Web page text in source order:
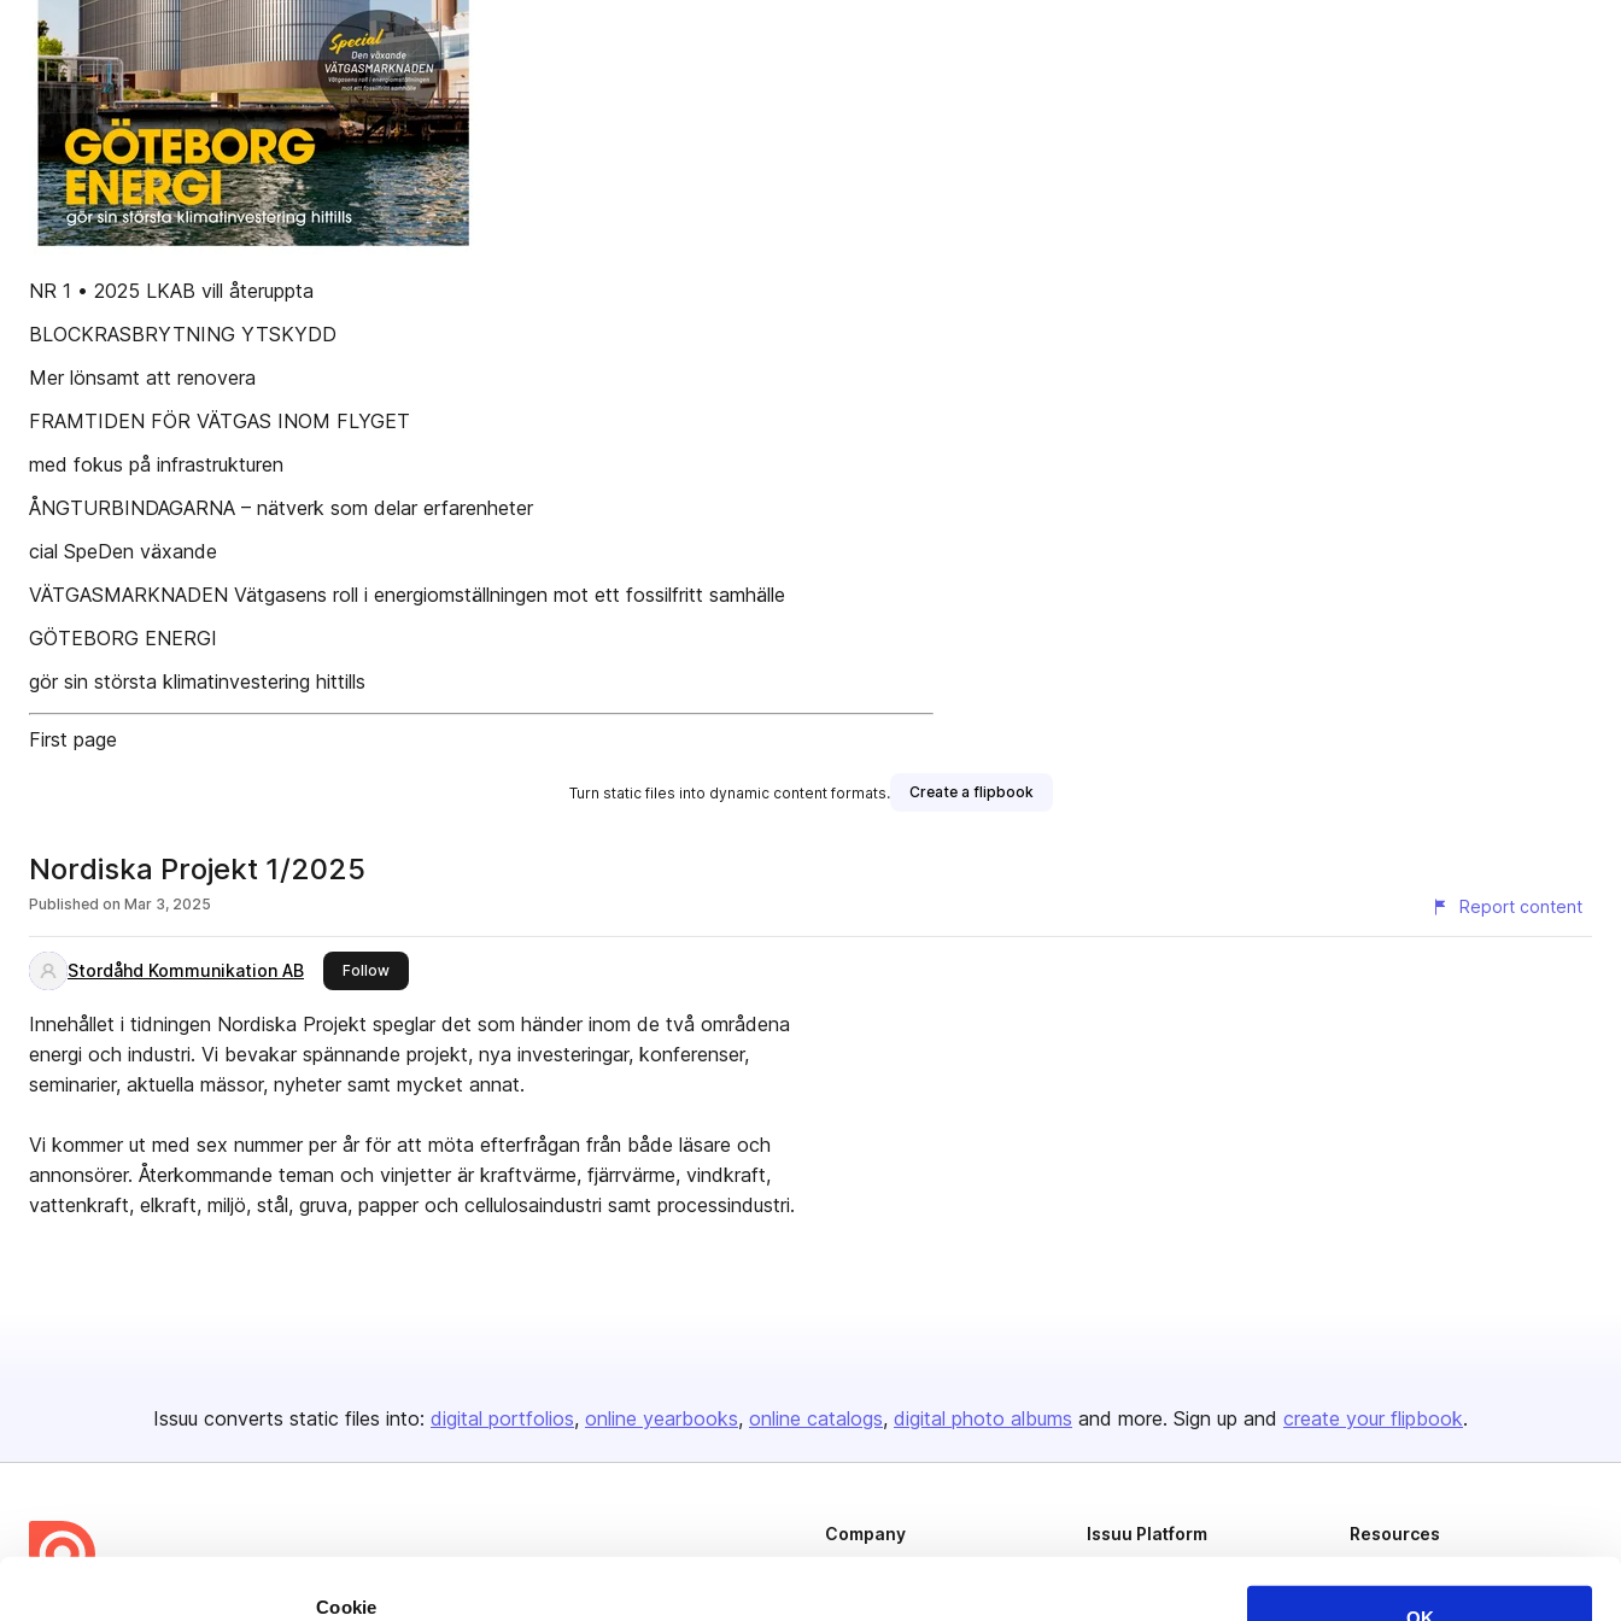
Cookie
NR 1 • 2025 LKAB vill återuppta
BLOCKRASBRYTNING YTSKYDD
Mer lönsamt att renovera
FRAMTIDEN FÖR VÄTGAS INOM FLYGET
med fokus på infrastrukturen
ÅNGTURBINDAGARNA – nätverk som delar erfarenheter
cial SpeDen växande
VÄTGASMARKNADEN Vätgasens roll i energiomställningen mot ett fossilfritt samhälle
GÖTEBORG ENERGI
gör sin största klimatinvestering hittills
First page
Turn static files into dynamic content formats. Create a flipbook
Nordiska Projekt 1/2025
Published on Mar 3, 2025 Report content
Stordåhd Kommunikation AB Followthis publisher
Innehållet i tidningen Nordiska Projekt speglar det som händer inom de två områdena
energi och industri. Vi bevakar spännande projekt, nya investeringar, konferenser,
seminarier, aktuella mässor, nyheter samt mycket annat.
Vi kommer ut med sex nummer per år för att möta efterfrågan från både läsare och
annonsörer. Återkommande teman och vinjetter är kraftvärme, fjärrvärme, vindkraft,
vattenkraft, elkraft, miljö, stål, gruva, papper och cellulosaindustri samt processindustri.
Issuu converts static files into: digital portfolios online yearbooks online catalogs digital photo albums and more. Sign up and create your flipbook.
Company Issuu Platform Resources
Publisher Directory